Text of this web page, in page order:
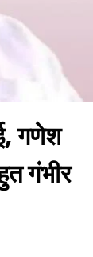
गणेश
गंभीर